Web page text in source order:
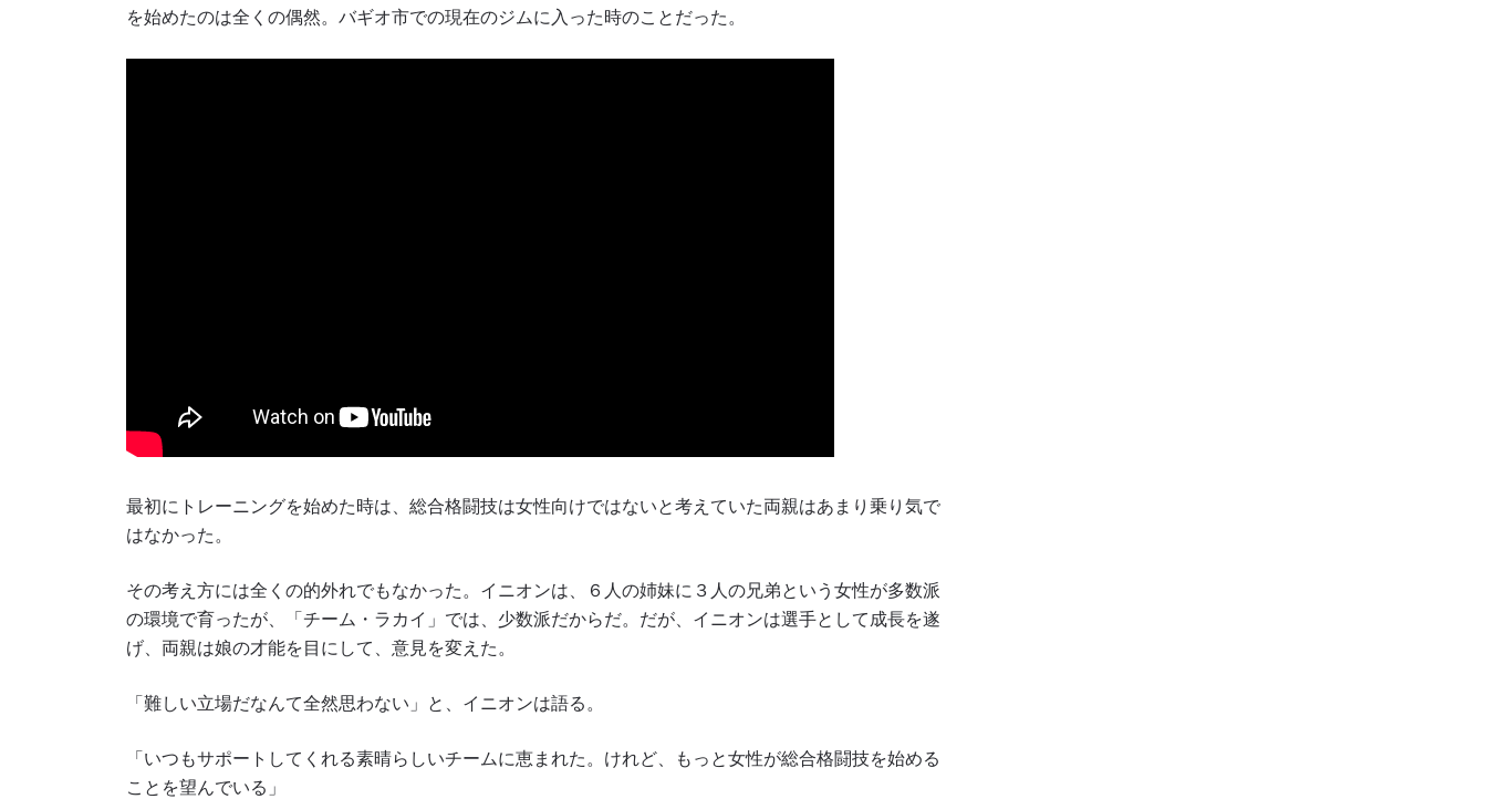
を始めたのは全くの偶然。バギオ市での現在のジムに入った時のことだった。
最初にトレーニングを始めた時は、総合格闘技は女性向けではないと考えていた両親はあまり乗り気で
はなかった。
その考え方には全くの的外れでもなかった。イニオンは、６人の姉妹に３人の兄弟という女性が多数派
の環境で育ったが、「チーム・ラカイ」では、少数派だからだ。だが、イニオンは選手として成長を遂
げ、両親は娘の才能を目にして、意見を変えた。
「難しい立場だなんて全然思わない」と、イニオンは語る。
「いつもサポートしてくれる素晴らしいチームに恵まれた。けれど、もっと女性が総合格闘技を始める
ことを望んでいる」